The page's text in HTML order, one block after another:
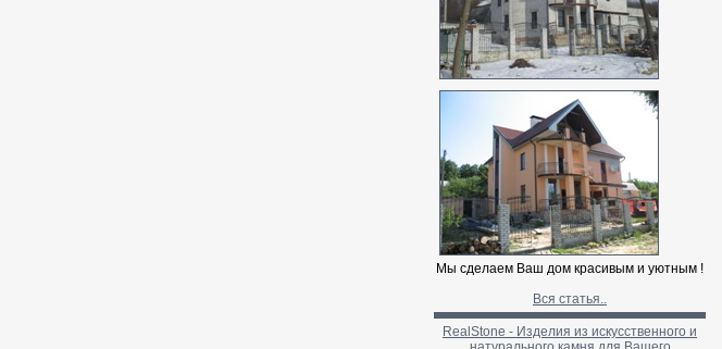
Мы сделаем Ваш дом красивым и уютным !
Вся статья..
RealStone - Изделия из искусственного и